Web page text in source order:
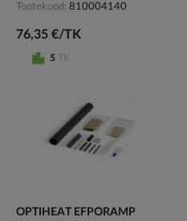
Tootekood 810004140
76,35 €/TK
5 TK
OPTIHEAT EFPORAMP